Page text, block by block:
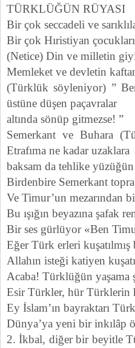
TÜRKLÜĞÜN RÜYASI
Bir çok seccadeli ve
Bir çok Hıristiyan
(Netice) Din ve milletin
Memleket ve devletin
(Türklük söyleniyor) ”
üstüne düşen paçavralar
altında sönüp gitmezse! ”
Semerkant ve Buhara
Etrafıma ne kadar uzaklara
baksam da tehlike
Birdenbire Semerkant
Ve Timur’un mezarından
Bu ışığın beyazına şafak
Bir ses gürlüyor «Ben
Eğer Türk erleri
Allahın isteği katiyen
Acaba! Türklüğün yaşama
Esir Türkler, hür Türklerin
Ey İslam’ın bayraktarı
Dünya’ya yeni bir inkılâp
2. İkbal, diğer bir beyitle